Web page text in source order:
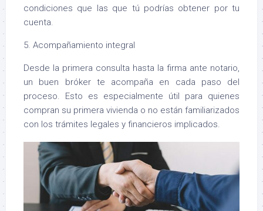
condiciones que las que tú podrías obtener por tu
cuenta.
5. Acompañamiento integral
Desde la primera consulta hasta la firma ante notario,
un buen bróker te acompaña en cada paso del
proceso. Esto es especialmente útil para quienes
compran su primera vivienda o no están familiarizados
con los trámites legales y financieros implicados.